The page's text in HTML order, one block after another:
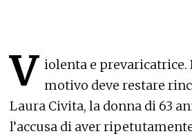
V iolenta e prevaricatrice.
motivo deve restare
Laura Civita, la donna di 63
l’accusa di aver